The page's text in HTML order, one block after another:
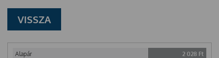
VISSZA
Alapár 2 028 Ft